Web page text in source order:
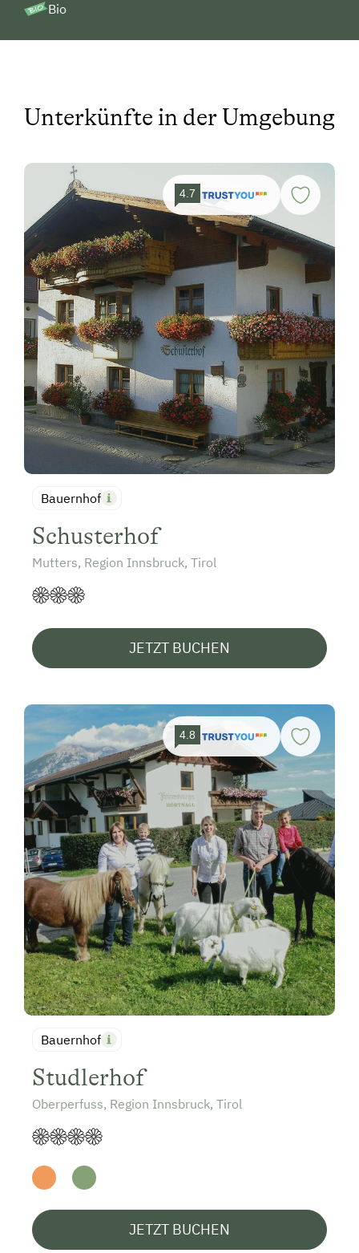
Bio
Unterkünfte in der Umgebung
4.7
Bauernhof
Schusterhof
Mutters, Region Innsbruck, Tirol
JETZT BUCHEN
4.8
Bauernhof
Studlerhof
Oberperfuss, Region Innsbruck, Tirol
JETZT BUCHEN